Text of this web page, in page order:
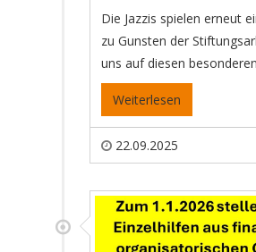
Die Jazzis spielen erneut
zu Gunsten der
uns auf diesen
Weiterlesen
22.09.2025